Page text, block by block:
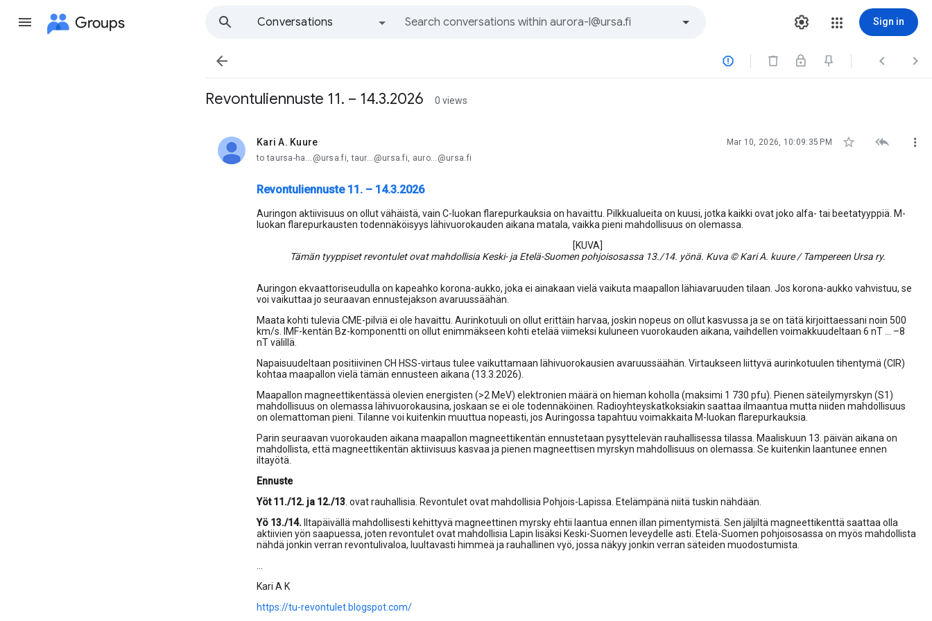
Groups
Conversations
Sign in
   
Revontuliennuste 11. – 14.3.2026 0 views
Kari A. Kuure
unread, Mar 10, 2026, 10:09:35 PM   
to taursa-ha...@ursa.fi, taur...@ursa.fi, auro...@ursa.fi
Revontuliennuste 11. – 14.3.2026
Auringon aktiivisuus on ollut vähäistä, vain C-luokan flarepurkauksia on havaittu. Pilkkualueita on kuusi, jotka kaikki ovat joko alfa- tai beetatyyppiä. M-
luokan flarepurkausten todennäköisyys lähivuorokauden aikana matala, vaikka pieni mahdollisuus on olemassa.
[KUVA]
Tämän tyyppiset revontulet ovat mahdollisia Keski- ja Etelä-Suomen pohjoisosassa 13./14. yönä. Kuva © Kari A. kuure / Tampereen Ursa ry.
Auringon ekvaattoriseudulla on kapeahko korona-aukko, joka ei ainakaan vielä vaikuta maapallon lähiavaruuden tilaan. Jos korona-aukko vahvistuu, se
voi vaikuttaa jo seuraavan ennustejakson avaruussäähän.
Maata kohti tulevia CME-pilviä ei ole havaittu. Aurinkotuuli on ollut erittäin harvaa, joskin nopeus on ollut kasvussa ja se on tätä kirjoittaessani noin 500
km/s. IMF-kentän Bz-komponentti on ollut enimmäkseen kohti etelää viimeksi kuluneen vuorokauden aikana, vaihdellen voimakkuudeltaan 6 nT … –8
nT välillä.
Napaisuudeltaan positiivinen CH HSS-virtaus tulee vaikuttamaan lähivuorokausien avaruussäähän. Virtaukseen liittyvä aurinkotuulen tihentymä (CIR)
kohtaa maapallon vielä tämän ennusteen aikana (13.3.2026).
Maapallon magneettikentässä olevien energisten (>2 MeV) elektronien määrä on hieman koholla (maksimi 1 730 pfu). Pienen säteilymyrskyn (S1)
mahdollisuus on olemassa lähivuorokausina, joskaan se ei ole todennäköinen. Radioyhteyskatkoksiakin saattaa ilmaantua mutta niiden mahdollisuus
on olemattoman pieni. Tilanne voi kuitenkin muuttua nopeasti, jos Auringossa tapahtuu voimakkaita M-luokan flarepurkauksia.
Parin seuraavan vuorokauden aikana maapallon magneettikentän ennustetaan pysyttelevän rauhallisessa tilassa. Maaliskuun 13. päivän aikana on
mahdollista, että magneettikentän aktiivisuus kasvaa ja pienen magneettisen myrskyn mahdollisuus on olemassa. Se kuitenkin laantunee ennen
iltayötä.
Ennuste
Yöt 11./12. ja 12./13 . ovat rauhallisia. Revontulet ovat mahdollisia Pohjois-Lapissa. Etelämpänä niitä tuskin nähdään.
Yö 13./14. Iltapäivällä mahdollisesti kehittyvä magneettinen myrsky ehtii laantua ennen illan pimentymistä. Sen jäljiltä magneettikenttä saattaa olla
aktiivien yön saapuessa, joten revontulet ovat mahdollisia Lapin lisäksi Keski-Suomen leveydelle asti. Etelä-Suomen pohjoisosassa on myös mahdollista
nähdä jonkin verran revontulivaloa, luultavasti himmeä ja rauhallinen vyö, jossa näkyy jonkin verran säteiden muodostumista.
Kari A K
https://tu-revontulet.blogspot.com/